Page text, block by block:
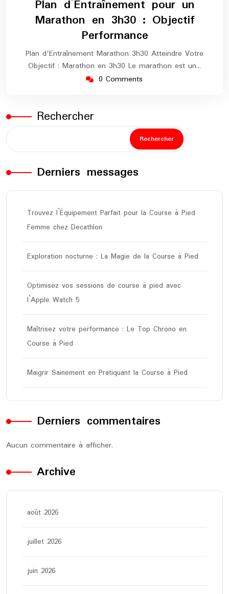
2025
marathon
Plan d’Entraînement pour un
Marathon en 3h30 : Objectif
Performance
Plan d'Entraînement Marathon 3h30 Atteindre Votre
Objectif : Marathon en 3h30 Le marathon est un…
0 Comments
Rechercher
Rechercher
Derniers messages
Trouvez l’Équipement Parfait pour la Course à Pied
Femme chez Decathlon
Exploration nocturne : La Magie de la Course à Pied
Optimisez vos sessions de course à pied avec
l’Apple Watch 5
Maîtrisez votre performance : Le Top Chrono en
Course à Pied
Maigrir Sainement en Pratiquant la Course à Pied
Derniers commentaires
Aucun commentaire à afficher.
Archive
août 2026
juillet 2026
juin 2026